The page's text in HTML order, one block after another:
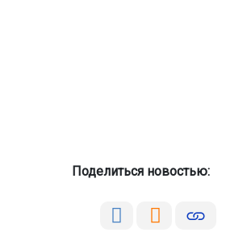
Поделиться новостью: